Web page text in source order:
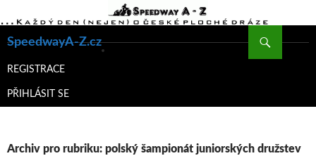
SpeedwayA-Z.cz
K
WEBU
REGISTRACE
PŘIHLÁSIT SE
Archiv pro rubriku: polský šampionát juniorských družstev